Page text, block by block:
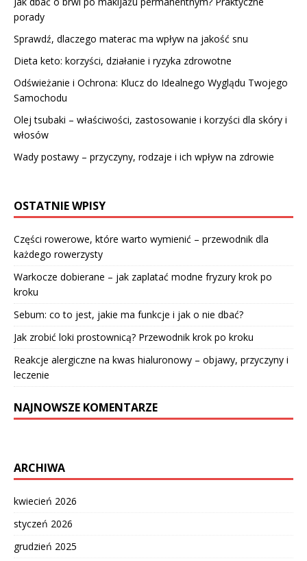
porady
Sprawdź, dlaczego materac ma wpływ na jakość snu
Dieta keto: korzyści, działanie i ryzyka zdrowotne
Odświeżanie i Ochrona: Klucz do Idealnego Wyglądu Twojego
Samochodu
Olej tsubaki – właściwości, zastosowanie i korzyści dla skóry i
włosów
Wady postawy – przyczyny, rodzaje i ich wpływ na zdrowie
OSTATNIE WPISY
Części rowerowe, które warto wymienić – przewodnik dla
każdego rowerzysty
Warkocze dobierane – jak zaplatać modne fryzury krok po
kroku
Sebum: co to jest, jakie ma funkcje i jak o nie dbać?
Jak zrobić loki prostownicą? Przewodnik krok po kroku
Reakcje alergiczne na kwas hialuronowy – objawy, przyczyny i
leczenie
NAJNOWSZE KOMENTARZE
ARCHIWA
kwiecień 2026
styczeń 2026
grudzień 2025